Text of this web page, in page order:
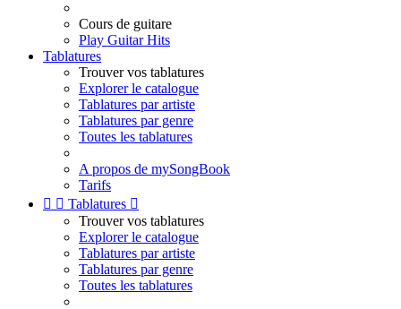
Cours de guitare
Play Guitar Hits
Tablatures
Trouver vos tablatures
Explorer le catalogue
Tablatures par artiste
Tablatures par genre
Toutes les tablatures
A propos de mySongBook
Tarifs
  Tablatures 
Trouver vos tablatures
Explorer le catalogue
Tablatures par artiste
Tablatures par genre
Toutes les tablatures